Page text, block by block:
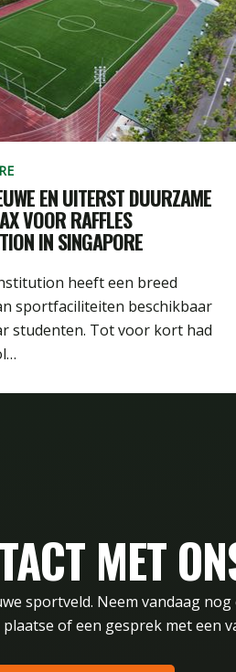
EN UITERST DUURZAME
VOOR RAFFLES
IN SINGAPORE
heeft een breed
sportfaciliteiten beschikbaar
studenten. Tot voor kort had
MET
sportveld. Neem vandaag
of een gesprek met een